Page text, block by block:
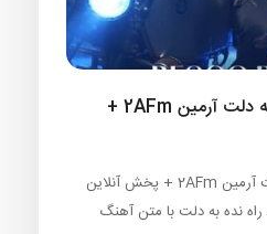
متن آهنگ بد راه نده به دلت آرمین 2AFm +
متن آهنگ بد راه نده به دلت آرمین 2AFm + پخش آنلاین
نده به دلت با متن آهنگ